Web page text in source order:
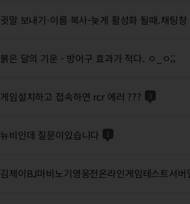
귓말 보내기-이름 복사-늦게 활성화 될때.채팅창
붉은 달의 기운 - 방어구 효과가 적다. ㅇ_ㅇ;;
게임설치하고 접속하면 rcr 에러 ??? 3
뉴비인데 질문이있습니다 1
김제이BJ마비노기영웅전온라인게임테스트서버